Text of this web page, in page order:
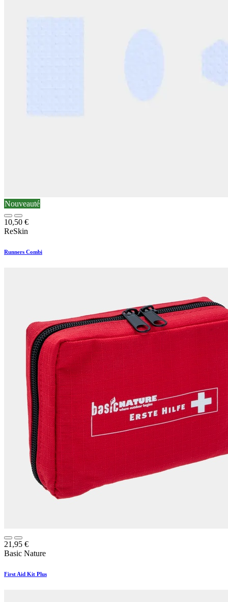
Nouveauté
10,50 €
ReSkin
Runners Combi
21,95 €
Basic Nature
First Aid Kit Plus